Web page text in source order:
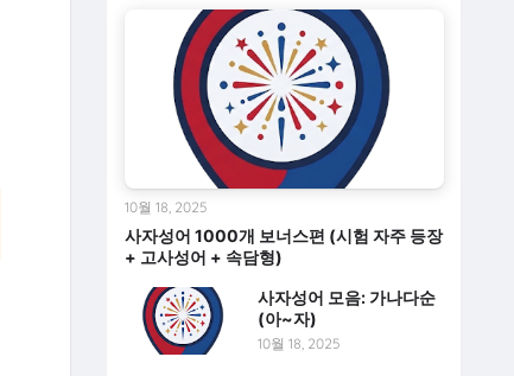
사자성어 1000개 보너스편 (시험 자주 등장
+ 고사성어 + 속담형)
10월 18, 2025
사자성어 모음: 가나다순
(아~자)
10월 18, 2025